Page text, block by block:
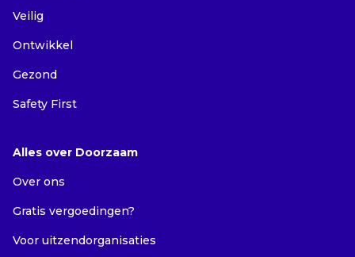
Veilig
Ontwikkel
Gezond
Safety First
Alles over Doorzaam
Over ons
Gratis vergoedingen?
Voor uitzendorganisaties